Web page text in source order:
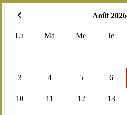
Août 2026
Lu Ma Me Je
3 4 5 6
10 11 12 13